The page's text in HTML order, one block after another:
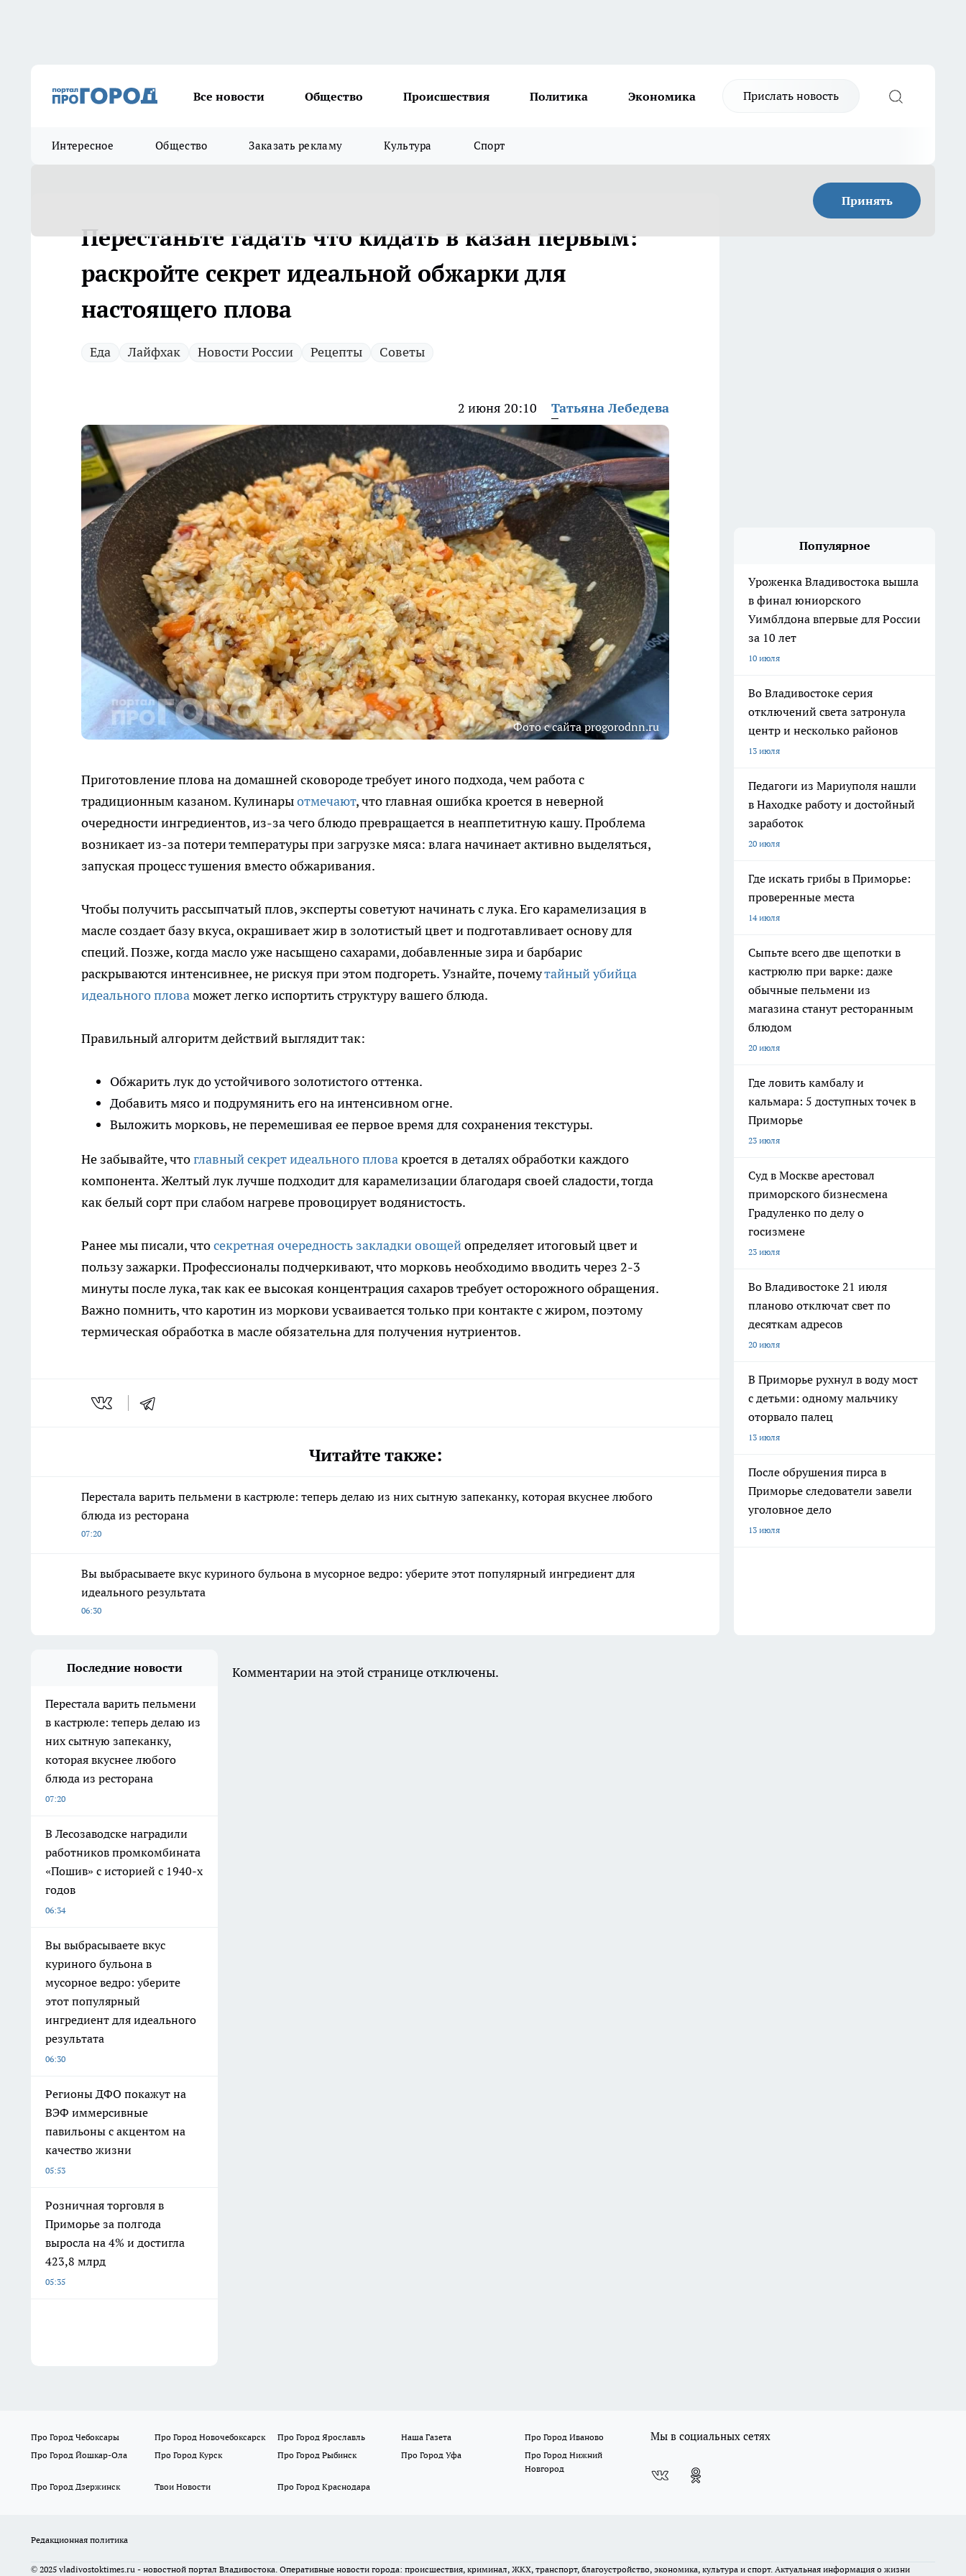
Все новости Общество Происшествия Политика Экономика Прислать новость
Интересное Общество Заказать рекламу Культура Спорт
Принять
Перестаньте гадать что кидать в казан первым:
раскройте секрет идеальной обжарки для
настоящего плова
Еда Лайфхак Новости России Рецепты Советы
2 июня 20:10 Татьяна Лебедева
Фото с сайта progorodnn.ru
Приготовление плова на домашней сковороде требует иного подхода, чем работа с
традиционным казаном. Кулинарыотмечают, что главная ошибка кроется в неверной
очередности ингредиентов, из-за чего блюдо превращается в неаппетитную кашу. Проблема
возникает из-за потери температуры при загрузке мяса: влага начинает активно выделяться,
запуская процесс тушения вместо обжаривания.
Чтобы получить рассыпчатый плов, эксперты советуют начинать с лука. Его карамелизация в
масле создает базу вкуса, окрашивает жир в золотистый цвет и подготавливает основу для
специй. Позже, когда масло уже насыщено сахарами, добавленные зира и барбарис
раскрываются интенсивнее, не рискуя при этом подгореть. Узнайте, почемутайный убийца
идеального пловаможет легко испортить структуру вашего блюда.
Правильный алгоритм действий выглядит так:
Обжарить лук до устойчивого золотистого оттенка.
Добавить мясо и подрумянить его на интенсивном огне.
Выложить морковь, не перемешивая ее первое время для сохранения текстуры.
Не забывайте, чтоглавный секрет идеального пловакроется в деталях обработки каждого
компонента. Желтый лук лучше подходит для карамелизации благодаря своей сладости, тогда
как белый сорт при слабом нагреве провоцирует водянистость.
Ранее мы писали, чтосекретная очередность закладки овощейопределяет итоговый цвет и
пользу зажарки. Профессионалы подчеркивают, что морковь необходимо вводить через 2-3
минуты после лука, так как ее высокая концентрация сахаров требует осторожного обращения.
Важно помнить, что каротин из моркови усваивается только при контакте с жиром, поэтому
термическая обработка в масле обязательна для получения нутриентов.
Читайте также:
Перестала варить пельмени в кастрюле: теперь делаю из них сытную запеканку, которая вкуснее любого
блюда из ресторана
07:20
Вы выбрасываете вкус куриного бульона в мусорное ведро: уберите этот популярный ингредиент для
идеального результата
06:30
Популярное
Уроженка Владивостока вышла
в финал юниорского
Уимблдона впервые для России
за 10 лет
10 июля
Во Владивостоке серия
отключений света затронула
центр и несколько районов
13 июля
Педагоги из Мариуполя нашли
в Находке работу и достойный
заработок
20 июля
Где искать грибы в Приморье:
проверенные места
14 июля
Сыпьте всего две щепотки в
кастрюлю при варке: даже
обычные пельмени из
магазина станут ресторанным
блюдом
20 июля
Где ловить камбалу и
кальмара: 5 доступных точек в
Приморье
23 июля
Суд в Москве арестовал
приморского бизнесмена
Градуленко по делу о
госизмене
23 июля
Во Владивостоке 21 июля
планово отключат свет по
десяткам адресов
20 июля
В Приморье рухнул в воду мост
с детьми: одному мальчику
оторвало палец
13 июля
После обрушения пирса в
Приморье следователи завели
уголовное дело
13 июля
Последние новости
Перестала варить пельмени
в кастрюле: теперь делаю из
них сытную запеканку,
которая вкуснее любого
блюда из ресторана
07:20
В Лесозаводске наградили
работников промкомбината
«Пошив» с историей с 1940-х
годов
06:34
Вы выбрасываете вкус
куриного бульона в
мусорное ведро: уберите
этот популярный
ингредиент для идеального
результата
06:30
Регионы ДФО покажут на
ВЭФ иммерсивные
павильоны с акцентом на
качество жизни
05:53
Розничная торговля в
Приморье за полгода
выросла на 4% и достигла
423,8 млрд
05:35
Комментарии на этой странице отключены.
Про Город Чебоксары Про Город Новочебоксарск Про Город Ярославль Наша Газета
Про Город Иваново
Про Город Йошкар-Ола
Про Город Курск Про Город Рыбинск Про Город Уфа
Про Город Нижний
Новгород
Про Город Дзержинск
Твои Новости Про Город Краснодара
Мы в социальных сетях
Редакционная политика
© 2025 vladivostoktimes.ru - новостной портал Владивостока. Оперативные новости города: происшествия, криминал, ЖКХ, транспорт, благоустройство, экономика, культура и спорт. Актуальная информация о жизни